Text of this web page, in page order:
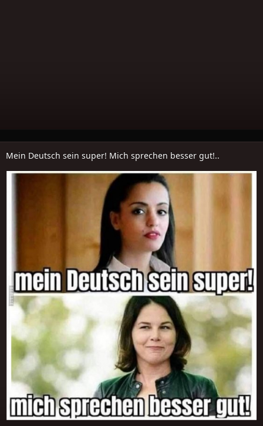
Mein Deutsch sein super! Mich sprechen besser gut!..